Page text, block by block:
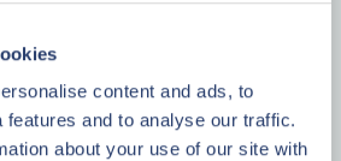
content and ads, to
features and to analyse our traffic.
about your use of our site with
56 m²